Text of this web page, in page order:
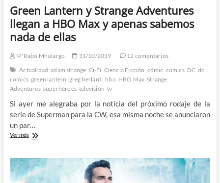
Green Lantern y Strange Adventures
llegan a HBO Max y apenas sabemos
nada de ellas
M'Rabo Mhulargo 31/10/2019
12 comentarios
Actualidad adam strange Ci-Fi Ciencia Ficción cómic comics DC dc
comics green lantern greg berlanti hbo HBO Max Strange
Adventures superhéroes televisión tv
Si ayer me alegraba por la noticia del próximo rodaje de la
serie de Superman para la CW, esa misma noche se anunciaron
un par…
Ver másGreen
Strange
Adventures
llegan